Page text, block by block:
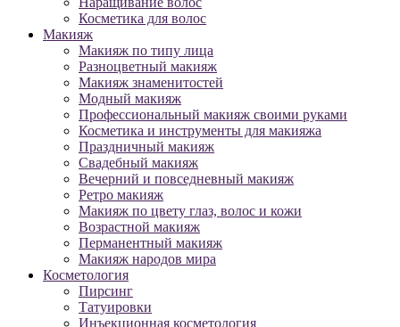
Косметика для волос
Макияж
Макияж по типу лица
Разноцветный макияж
Макияж знаменитостей
Модный макияж
Профессиональный макияж своими руками
Косметика и инструменты для макияжа
Праздничный макияж
Свадебный макияж
Вечерний и повседневный макияж
Ретро макияж
Макияж по цвету глаз, волос и кожи
Возрастной макияж
Перманентный макияж
Макияж народов мира
Косметология
Пирсинг
Татуировки
Инъекционная косметология